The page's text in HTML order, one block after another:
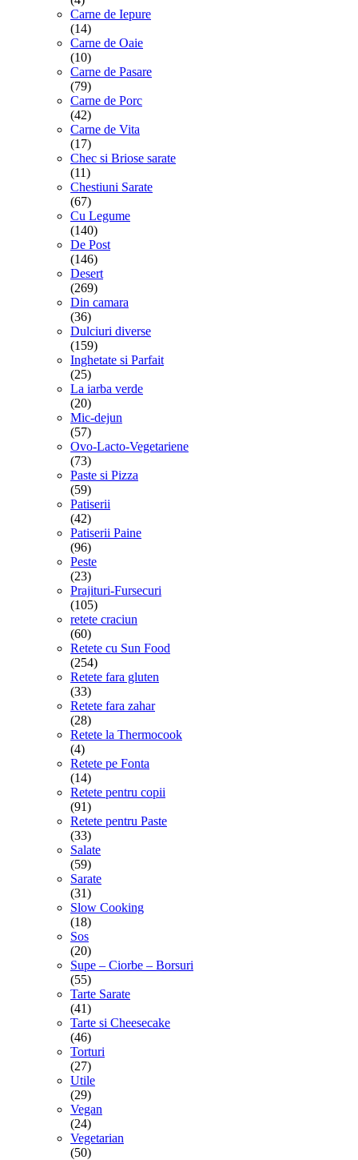
Carne de Iepure
(14)
Carne de Oaie
(10)
Carne de Pasare
(79)
Carne de Porc
(42)
Carne de Vita
(17)
Chec si Briose sarate
(11)
Chestiuni Sarate
(67)
Cu Legume
(140)
De Post
(146)
Desert
(269)
Din camara
(36)
Dulciuri diverse
(159)
Inghetate si Parfait
(25)
La iarba verde
(20)
Mic-dejun
(57)
Ovo-Lacto-Vegetariene
(73)
Paste si Pizza
(59)
Patiserii
(42)
Patiserii Paine
(96)
Peste
(23)
Prajituri-Fursecuri
(105)
retete craciun
(60)
Retete cu Sun Food
(254)
Retete fara gluten
(33)
Retete fara zahar
(28)
Retete la Thermocook
(4)
Retete pe Fonta
(14)
Retete pentru copii
(91)
Retete pentru Paste
(33)
Salate
(59)
Sarate
(31)
Slow Cooking
(18)
Sos
(20)
Supe – Ciorbe – Borsuri
(55)
Tarte Sarate
(41)
Tarte si Cheesecake
(46)
Torturi
(27)
Utile
(29)
Vegan
(24)
Vegetarian
(50)